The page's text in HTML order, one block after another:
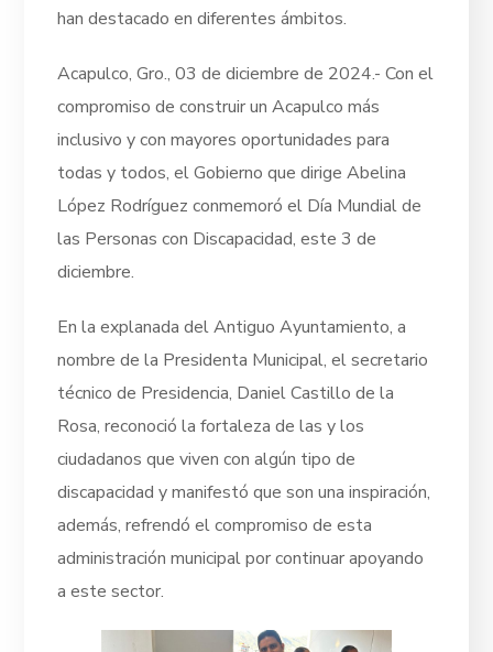
han destacado en diferentes ámbitos.
Acapulco, Gro., 03 de diciembre de 2024.- Con el
compromiso de construir un Acapulco más
inclusivo y con mayores oportunidades para
todas y todos, el Gobierno que dirige Abelina
López Rodríguez conmemoró el Día Mundial de
las Personas con Discapacidad, este 3 de
diciembre.
En la explanada del Antiguo Ayuntamiento, a
nombre de la Presidenta Municipal, el secretario
técnico de Presidencia, Daniel Castillo de la
Rosa, reconoció la fortaleza de las y los
ciudadanos que viven con algún tipo de
discapacidad y manifestó que son una inspiración,
además, refrendó el compromiso de esta
administración municipal por continuar apoyando
a este sector.